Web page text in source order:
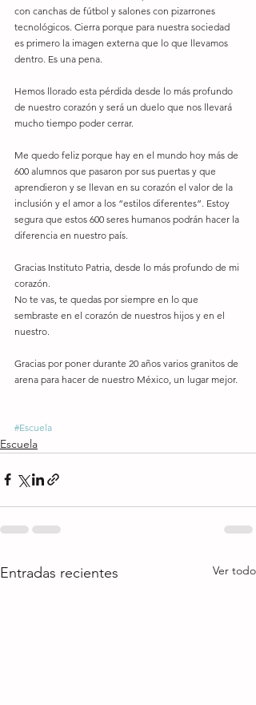
con canchas de fútbol y salones con pizarrones
tecnológicos. Cierra porque para nuestra sociedad
es primero la imagen externa que lo que llevamos
dentro. Es una pena.
Hemos llorado esta pérdida desde lo más profundo
de nuestro corazón y será un duelo que nos llevará
mucho tiempo poder cerrar.
Me quedo feliz porque hay en el mundo hoy más de
600 alumnos que pasaron por sus puertas y que
aprendieron y se llevan en su corazón el valor de la
inclusión y el amor a los “estilos diferentes”. Estoy
segura que estos 600 seres humanos podrán hacer la
diferencia en nuestro país.
Gracias Instituto Patria, desde lo más profundo de mi
corazón.
No te vas, te quedas por siempre en lo que
sembraste en el corazón de nuestros hijos y en el
nuestro.
Gracias por poner durante 20 años varios granitos de
arena para hacer de nuestro México, un lugar mejor.
#Escuela
Escuela
Entradas recientes Ver todo